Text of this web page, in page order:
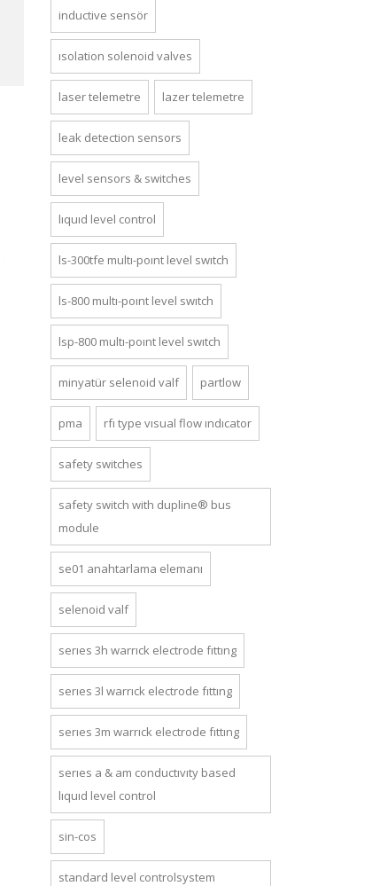
inductive sensör
isolation solenoid valves
laser telemetre lazer telemetre
leak detection sensors
level sensors & switches
liquid level control
ls-300tfe multi-point level switch
ls-800 multi-point level switch
lsp-800 multi-point level switch
mi̇nyatür selenoi̇d valf partlow
pma rfi type visual flow indicator
safety switches
safety switch with dupline® bus
module
se01 anahtarlama elemani
selenoid valf
series 3h warrick electrode fitting
series 3l warrick electrode fitting
series 3m warrick electrode fitting
series a & am conductivity based
liquid level control
sin-cos
standard level controlsystem